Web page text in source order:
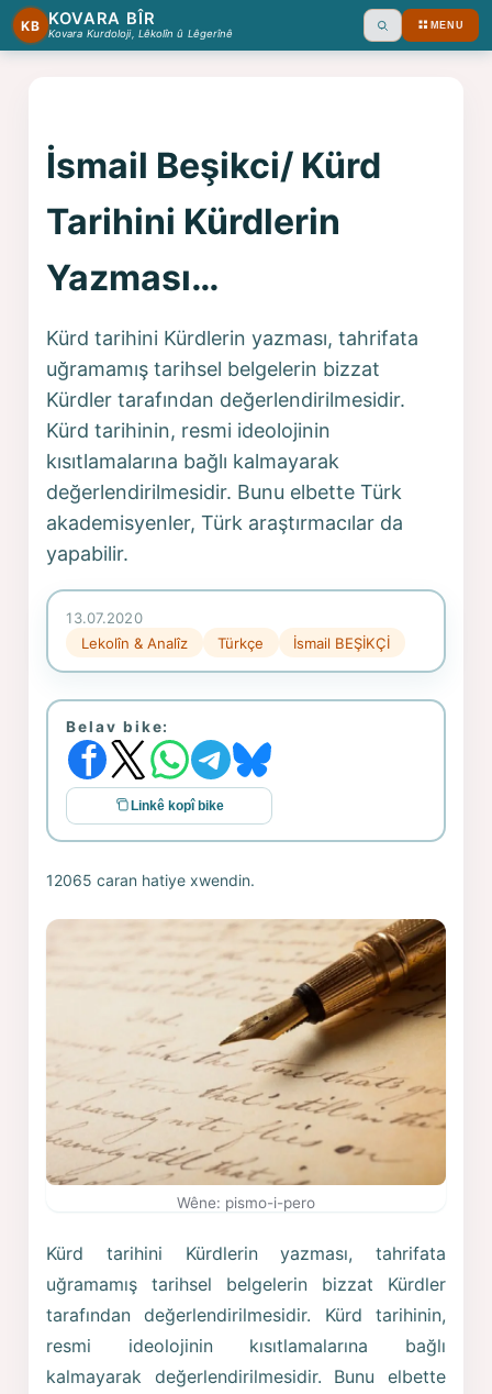
KB KOVARA BÎR
Kovara Kurdoloji, Lêkolîn û Lêgerînê Ara MENU
İsmail Beşikci/ Kürd
Tarihini Kürdlerin
Yazması…
Kürd tarihini Kürdlerin yazması, tahrifata
uğramamış tarihsel belgelerin bizzat
Kürdler tarafından değerlendirilmesidir.
Kürd tarihinin, resmi ideolojinin
kısıtlamalarına bağlı kalmayarak
değerlendirilmesidir. Bunu elbette Türk
akademisyenler, Türk araştırmacılar da
yapabilir.
13.07.2020
Lekolîn & Analîz
Türkçe İsmail BEŞİKÇİ
Belav bike:
Linkê kopî bike
12065 caran hatiye xwendin.
Wêne: pismo-i-pero
Kürd tarihini Kürdlerin yazması, tahrifata
uğramamış tarihsel belgelerin bizzat Kürdler
tarafından değerlendirilmesidir. Kürd tarihinin,
resmi ideolojinin kısıtlamalarına bağlı
kalmayarak değerlendirilmesidir. Bunu elbette